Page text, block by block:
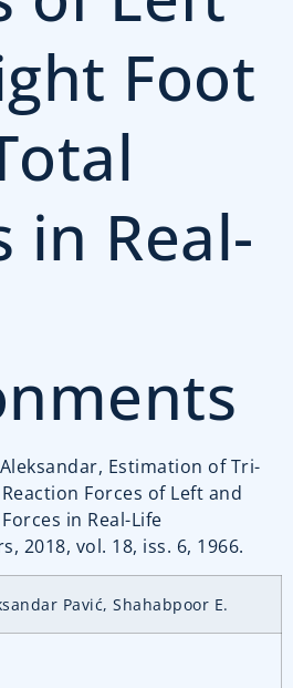
Foot
in Real-
Estimation of Tri-
Forces of Left and
in Real-Life
2018, vol. 18, iss. 6, 1966.
Pavić, Shahabpoor E.